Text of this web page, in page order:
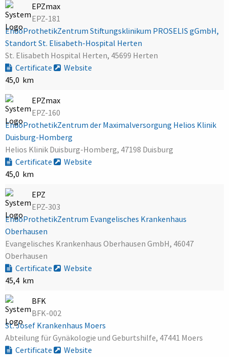
EPZmax
EPZ-181
EndoProthetikZentrum Stiftungsklinikum PROSELIS gGmbH,
Standort St. Elisabeth-Hospital Herten
St. Elisabeth Hospital Herten, 45699 Herten
Certificate
Website
45,0 km
EPZmax
EPZ-160
EndoProthetikZentrum der Maximalversorgung Helios Klinik
Duisburg-Homberg
Helios Klinik Duisburg-Homberg, 47198 Duisburg
Certificate
Website
45,0 km
EPZ
EPZ-303
EndoProthetikZentrum Evangelisches Krankenhaus
Oberhausen
Evangelisches Krankenhaus Oberhausen GmbH, 46047
Oberhausen
Certificate
Website
45,4 km
BFK
BFK-002
St. Josef Krankenhaus Moers
Abteilung für Gynäkologie und Geburtshilfe, 47441 Moers
Certificate
Website